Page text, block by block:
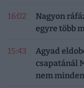
16:02
Nagyon
egyre több
15:43
Agyad
csapatánál
nem